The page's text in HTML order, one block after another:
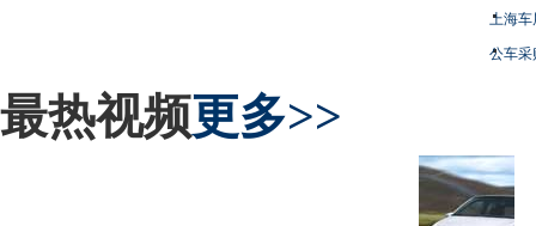
上海
公车采
最热视频更多>>